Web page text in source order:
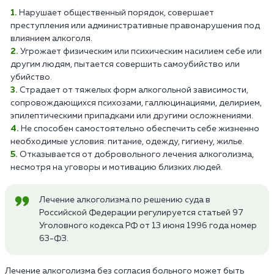
Нарушает общественный порядок, совершает
преступления или административные правонарушения под
влиянием алкоголя.
Угрожает физическим или психическим насилием себе или
другим людям, пытается совершить самоубийство или
убийство.
Страдает от тяжелых форм алкогольной зависимости,
сопровождающихся психозами, галлюцинациями, делирием,
эпилептическими припадками или другими осложнениями.
Не способен самостоятельно обеспечить себе жизненно
необходимые условия: питание, одежду, гигиену, жилье.
Отказывается от добровольного лечения алкоголизма,
несмотря на уговоры и мотивацию близких людей.
Лечение алкоголизма по решению суда в
Российской Федерации регулируется статьей 97
Уголовного кодекса РФ от 13 июня 1996 года номер
63-ФЗ.
Лечение алкоголизма без согласия больного может быть